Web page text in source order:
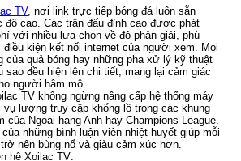
TV, nơi link trực tiếp bóng đá luôn sẵn
độ cao. Các trận đấu đỉnh cao được phát
với nhiều lựa chọn về độ phân giải, phù
điều kiện kết nối internet của người xem. Mọi
của quả bóng hay những pha xử lý kỹ thuật
sao đều hiện lên chi tiết, mang lại cảm giác
người hâm mộ.
TV không ngừng nâng cấp hệ thống máy
vụ lượng truy cập khổng lồ trong các khung
của Ngoại hạng Anh hay Champions League.
những bình luận viên nhiệt huyết giúp mỗi
nên bùng nổ và giàu cảm xúc hơn.
hệ Xoilac TV: